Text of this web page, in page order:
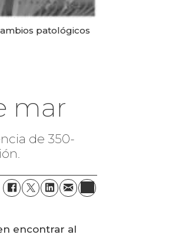
patológicos
mar
de 350-
encontrar al